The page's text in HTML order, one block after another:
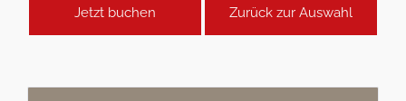
Jetzt buchen Zurück zur Auswahl